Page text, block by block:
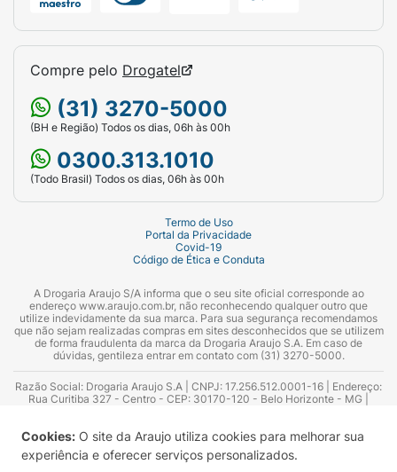
Cookies: O site da Araujo utiliza cookies para melhorar sua
experiência e oferecer serviços personalizados.
Compre pelo Drogatel
(31) 3270-5000
(BH e Região) Todos os dias, 06h às 00h
0300.313.1010
(Todo Brasil) Todos os dias, 06h às 00h
Termo de Uso
Portal da Privacidade
Covid-19
Código de Ética e Conduta
A Drogaria Araujo S/A informa que o seu site oficial corresponde ao
endereço www.araujo.com.br, não reconhecendo qualquer outro que
utilize indevidamente da sua marca. Para sua segurança recomendamos
que não sejam realizadas compras em sites desconhecidos que se utilizem
de forma fraudulenta da marca da Drogaria Araujo S.A. Em caso de
dúvidas, gentileza entrar em contato com (31) 3270-5000.
Razão Social: Drogaria Araujo S.A | CNPJ: 17.256.512.0001-16 | Endereço:
Rua Curitiba 327 - Centro - CEP: 30170-120 - Belo Horizonte - MG |
Azevedo Guimarães – CRF 10.965 | Yasmin Silva Alvarenga – CRF 52.584 -
Consultor substituto: Thiago Aguiar Pinheiro - CRF Nº 13.748. Alvará
Sanitário: 2025020713 | Autorização de Funcionamento da Empresa (AFE):